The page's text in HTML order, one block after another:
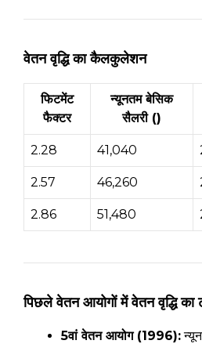
वेतन वृद्धि का कैलकुलेशन
फिटमेंट
फैक्टर
न्यूनतम बेसिक
सैलरी (₹)
2.28 41,040
2.57 46,260
2.86 51,480
पिछले वेतन आयोगों में वेतन वृद्धि का
5वां वेतन आयोग (1996):